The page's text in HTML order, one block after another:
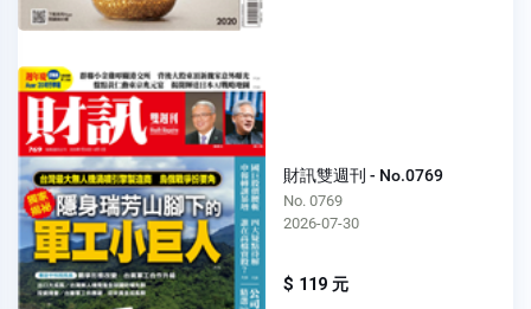
財訊雙週刊 - No.0769
No. 0769
2026-07-30
$ 119 元